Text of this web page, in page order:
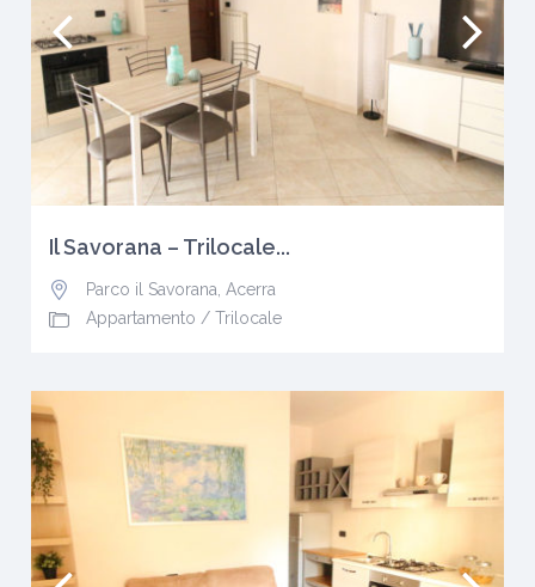
Il Savorana – Trilocale...
Parco il Savorana Acerra
Appartamento / Trilocale